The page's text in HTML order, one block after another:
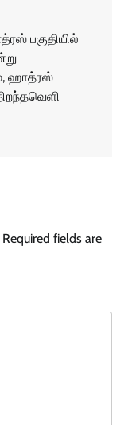
பகுதியில்
ஹாத்ரஸ்
Required fields are